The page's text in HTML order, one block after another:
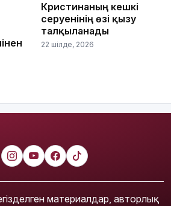
Кристинаның кешкі
серуенінің өзі қызу
талқыланады
22 шілде, 2026
материалдар, авторлық